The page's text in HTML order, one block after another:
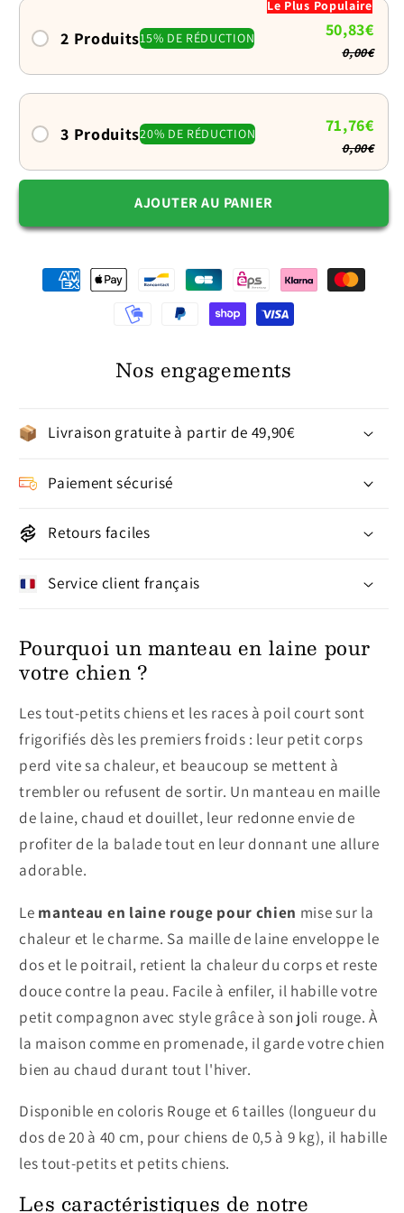
chien
Tout
pour
les
petits
chien
Tout
pour
les
petits
2 Produits15% DE RÉDUCTION
Le Plus Populaire
50,83€
0,00€
3 Produits20% DE RÉDUCTION 71,76€
0,00€
AJOUTER AU PANIER
Nos engagements
Livraison gratuite à partir de 49,90€
Paiement sécurisé
Retours faciles
Service client français
Pourquoi un manteau en laine pour
votre chien ?
Les tout-petits chiens et les races à poil court sont
frigorifiés dès les premiers froids : leur petit corps
perd vite sa chaleur, et beaucoup se mettent à
trembler ou refusent de sortir. Un manteau en maille
de laine, chaud et douillet, leur redonne envie de
profiter de la balade tout en leur donnant une allure
adorable.
Le manteau en laine rouge pour chien mise sur la
chaleur et le charme. Sa maille de laine enveloppe le
dos et le poitrail, retient la chaleur du corps et reste
douce contre la peau. Facile à enfiler, il habille votre
petit compagnon avec style grâce à son joli rouge. À
la maison comme en promenade, il garde votre chien
bien au chaud durant tout l'hiver.
Disponible en coloris Rouge et 6 tailles (longueur du
dos de 20 à 40 cm, pour chiens de 0,5 à 9 kg), il habille
les tout-petits et petits chiens.
Les caractéristiques de notre